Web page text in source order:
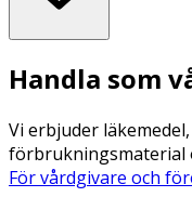
Handla som
Vi erbjuder
förbrukningsmaterial
För vårdgivare och